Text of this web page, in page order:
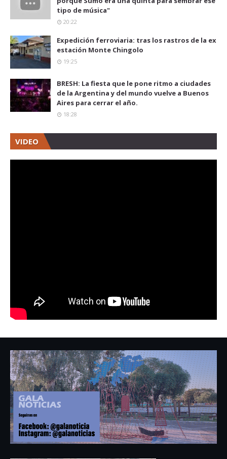
tipo de música"
20:22
Expedición ferroviaria: tras los rastros de la ex
estación Monte Chingolo
19:25
BRESH: La fiesta que le pone ritmo a ciudades
de la Argentina y del mundo vuelve a Buenos
Aires para cerrar el año.
18:28
VIDEO